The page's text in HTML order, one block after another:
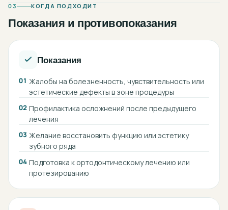
03 КОГДА ПОДХОДИТ
Показания и противопоказания
Показания
01 Жалобы на болезненность, чувствительность или
эстетические дефекты в зоне процедуры
02 Профилактика осложнений после предыдущего
лечения
03 Желание восстановить функцию или эстетику
зубного ряда
04 Подготовка к ортодонтическому лечению или
протезированию